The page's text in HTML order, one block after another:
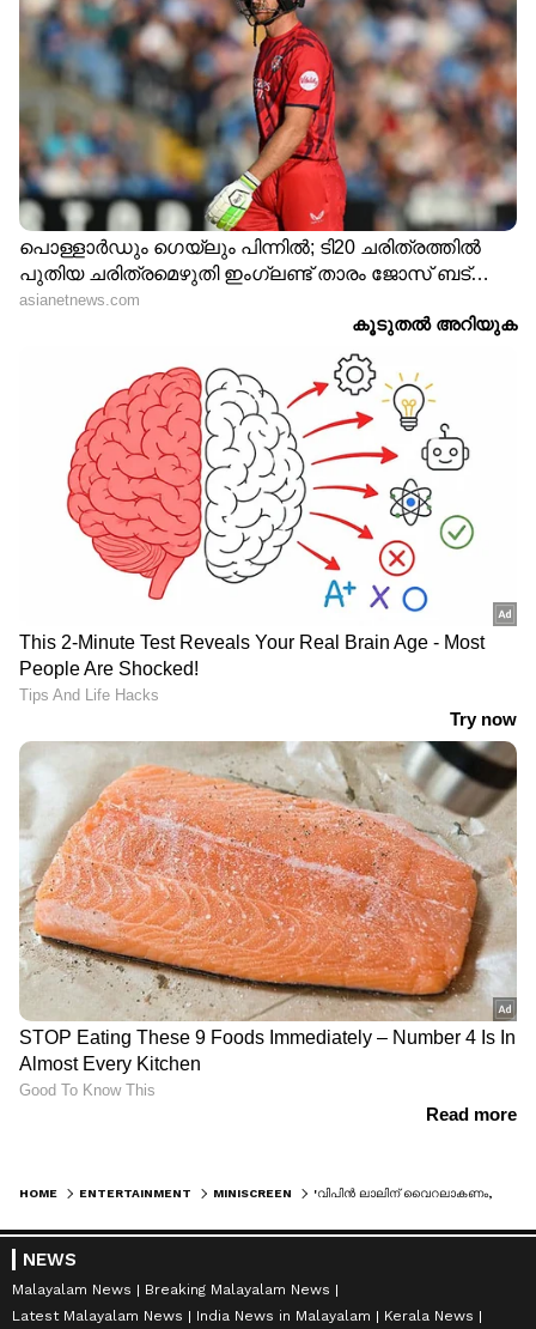
HOME ENTERTAINMENT MINISCREEN
NEWS
Malayalam News
Breaking Malayalam News
Latest Malayalam News
India News in Malayalam
Kerala News